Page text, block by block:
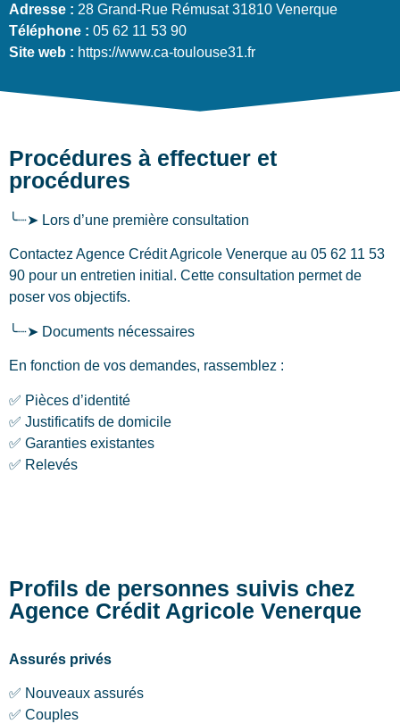
Adresse : 28 Grand-Rue Rémusat 31810 Venerque
Téléphone : 05 62 11 53 90
Site web : https://www.ca-toulouse31.fr
Procédures à effectuer et
procédures
╰┈➤ Lors d’une première consultation
Contactez Agence Crédit Agricole Venerque au 05 62 11 53
90 pour un entretien initial. Cette consultation permet de
poser vos objectifs.
╰┈➤ Documents nécessaires
En fonction de vos demandes, rassemblez :
✅ Pièces d’identité
✅ Justificatifs de domicile
✅ Garanties existantes
✅ Relevés
Profils de personnes suivis chez
Agence Crédit Agricole Venerque
Assurés privés
✅ Nouveaux assurés
✅ Couples